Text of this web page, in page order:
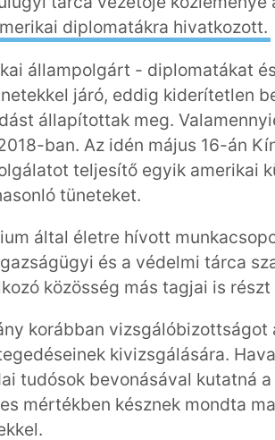
diplomatákra hivatkozott.
állampolgárt - diplomatákat
járó, eddig kiderítetlen
állapítottak meg.
ban. Az idén május 16-án
teljesítő egyik amerikai
tüneteket.
által életre hívott
és a védelmi tárca
közösség más tagjai is részt
korábban
kivizsgálására.
tudósok bevonásával kutatná
mértékben késznek mondta